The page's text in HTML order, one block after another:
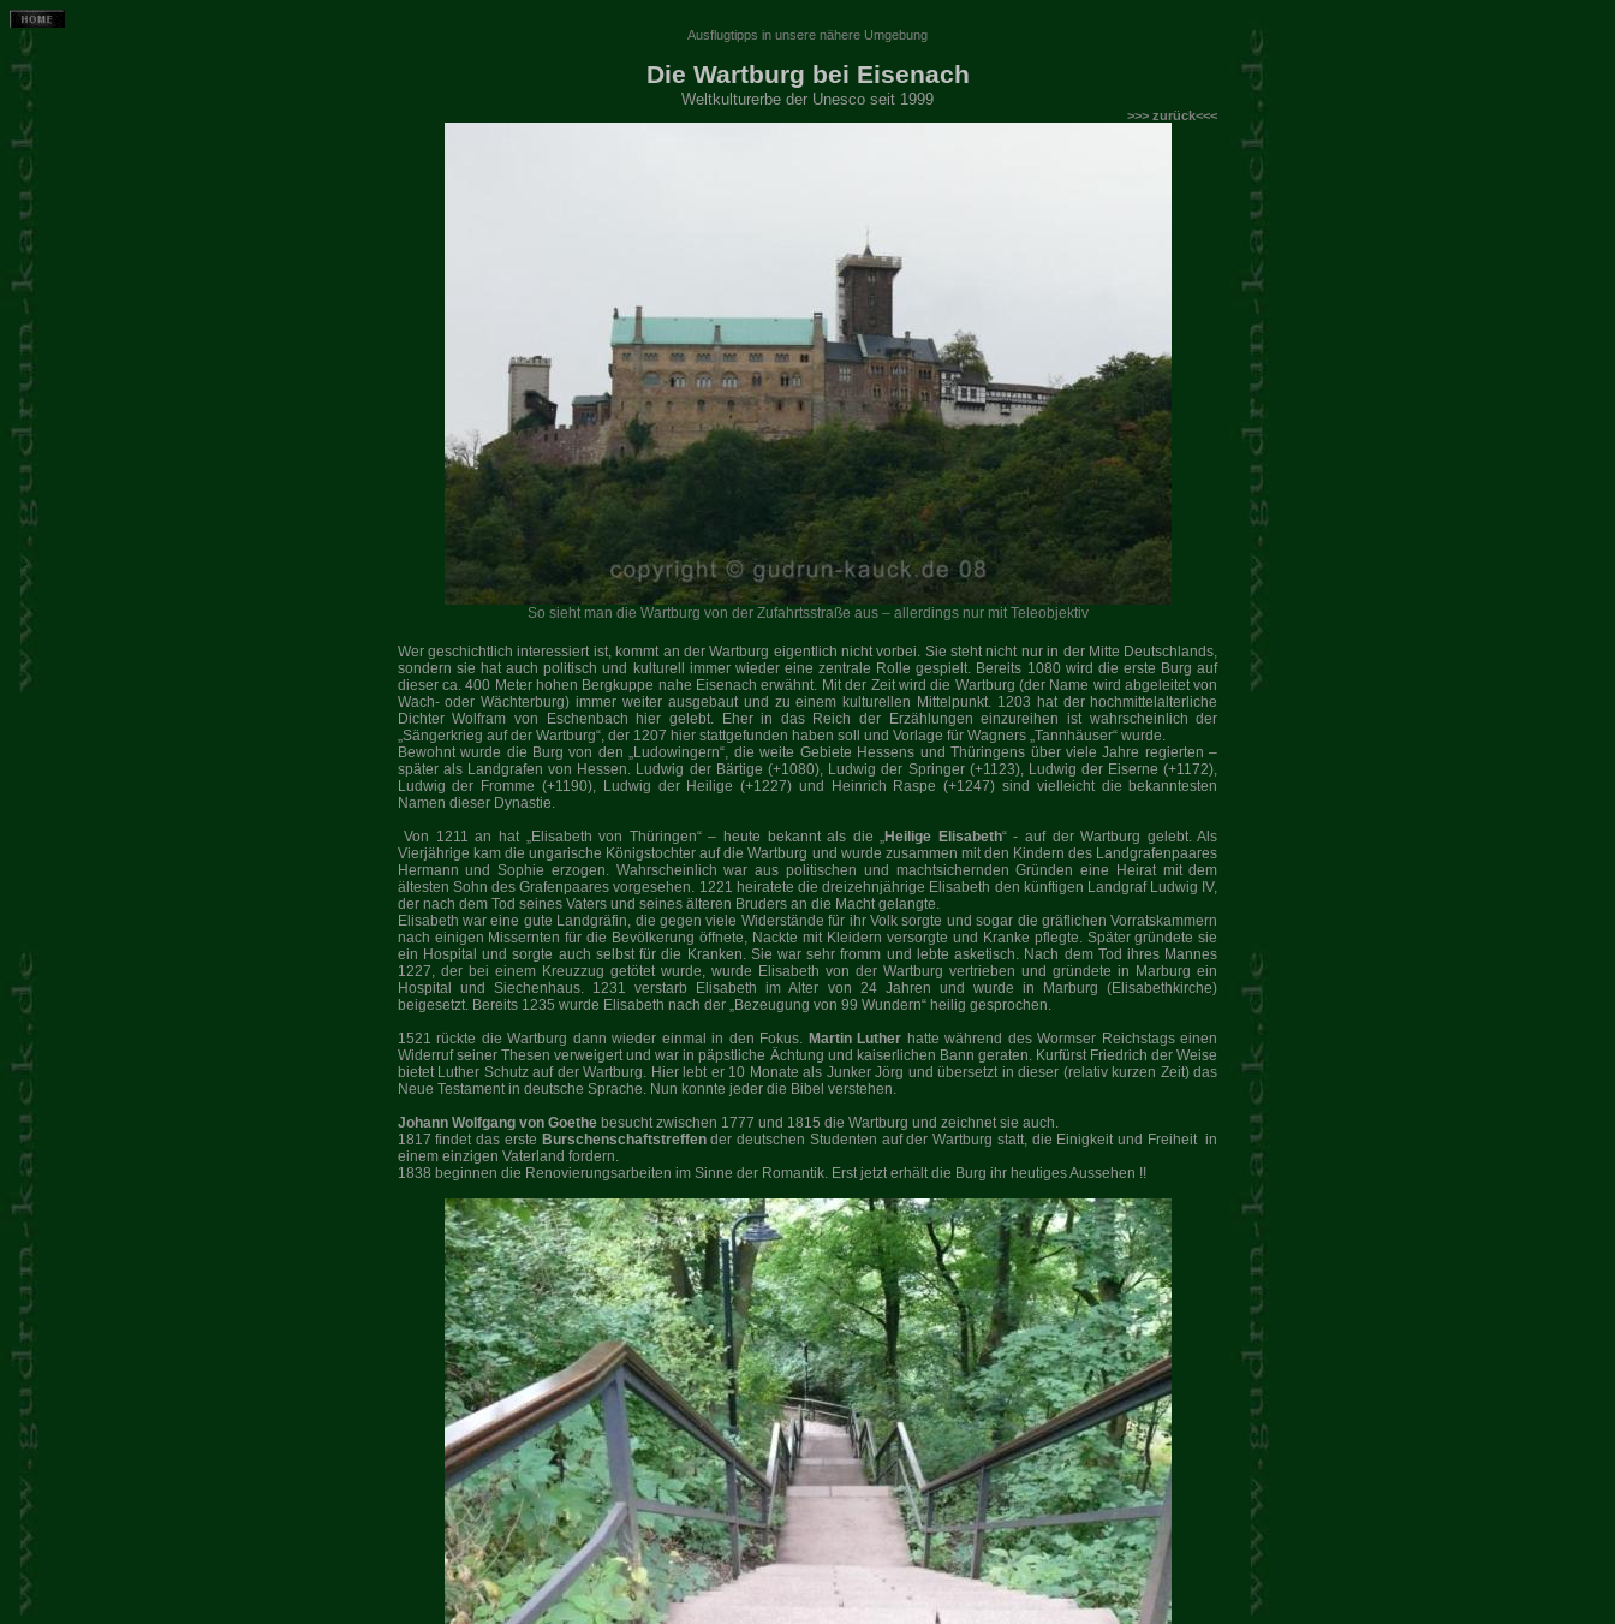
Ausflugtipps in unsere nähere Umgebung
Die Wartburg bei Eisenach
Weltkulturerbe der Unesco seit 1999
>>> zurück<<<
So sieht man die Wartburg von der Zufahrtsstraße aus – allerdings nur mit Teleobjektiv
Wer geschichtlich interessiert ist, kommt an der Wartburg eigentlich nicht vorbei. Sie steht nicht nur in der Mitte Deutschlands,
sondern sie hat auch politisch und kulturell immer wieder eine zentrale Rolle gespielt. Bereits 1080 wird die erste Burg auf
dieser ca. 400 Meter hohen Bergkuppe nahe Eisenach erwähnt. Mit der Zeit wird die Wartburg (der Name wird abgeleitet von
Wach- oder Wächterburg) immer weiter ausgebaut und zu einem kulturellen Mittelpunkt. 1203 hat der hochmittelalterliche
Dichter Wolfram von Eschenbach hier gelebt. Eher in das Reich der Erzählungen einzureihen ist wahrscheinlich der
„Sängerkrieg auf der Wartburg“, der 1207 hier stattgefunden haben soll und Vorlage für Wagners „Tannhäuser“ wurde.
Bewohnt wurde die Burg von den „Ludowingern“, die weite Gebiete Hessens und Thüringens über viele Jahre regierten –
später als Landgrafen von Hessen. Ludwig der Bärtige (+1080), Ludwig der Springer (+1123), Ludwig der Eiserne (+1172),
Ludwig der Fromme (+1190), Ludwig der Heilige (+1227) und Heinrich Raspe (+1247) sind vielleicht die bekanntesten
Namen dieser Dynastie.
Von 1211 an hat „Elisabeth von Thüringen“ – heute bekannt als die „Heilige Elisabeth“ - auf der Wartburg gelebt. Als
Vierjährige kam die ungarische Königstochter auf die Wartburg und wurde zusammen mit den Kindern des Landgrafenpaares
Hermann und Sophie erzogen. Wahrscheinlich war aus politischen und machtsichernden Gründen eine Heirat mit dem
ältesten Sohn des Grafenpaares vorgesehen. 1221 heiratete die dreizehnjährige Elisabeth den künftigen Landgraf Ludwig IV,
der nach dem Tod seines Vaters und seines älteren Bruders an die Macht gelangte.
Elisabeth war eine gute Landgräfin, die gegen viele Widerstände für ihr Volk sorgte und sogar die gräflichen Vorratskammern
nach einigen Missernten für die Bevölkerung öffnete, Nackte mit Kleidern versorgte und Kranke pflegte. Später gründete sie
ein Hospital und sorgte auch selbst für die Kranken. Sie war sehr fromm und lebte asketisch. Nach dem Tod ihres Mannes
1227, der bei einem Kreuzzug getötet wurde, wurde Elisabeth von der Wartburg vertrieben und gründete in Marburg ein
Hospital und Siechenhaus. 1231 verstarb Elisabeth im Alter von 24 Jahren und wurde in Marburg (Elisabethkirche)
beigesetzt. Bereits 1235 wurde Elisabeth nach der „Bezeugung von 99 Wundern“ heilig gesprochen.
1521 rückte die Wartburg dann wieder einmal in den Fokus. Martin Luther hatte während des Wormser Reichstags einen
Widerruf seiner Thesen verweigert und war in päpstliche Ächtung und kaiserlichen Bann geraten. Kurfürst Friedrich der Weise
bietet Luther Schutz auf der Wartburg. Hier lebt er 10 Monate als Junker Jörg und übersetzt in dieser (relativ kurzen Zeit) das
Neue Testament in deutsche Sprache. Nun konnte jeder die Bibel verstehen.
Johann Wolfgang von Goethebesucht zwischen 1777 und 1815 die Wartburg und zeichnet sie auch.
1817 findet das erste Burschenschaftstreffender deutschen Studenten auf der Wartburg statt, die Einigkeit und Freiheit in
einem einzigen Vaterland fordern.
1838 beginnen die Renovierungsarbeiten im Sinne der Romantik. Erst jetzt erhält die Burg ihr heutiges Aussehen !!